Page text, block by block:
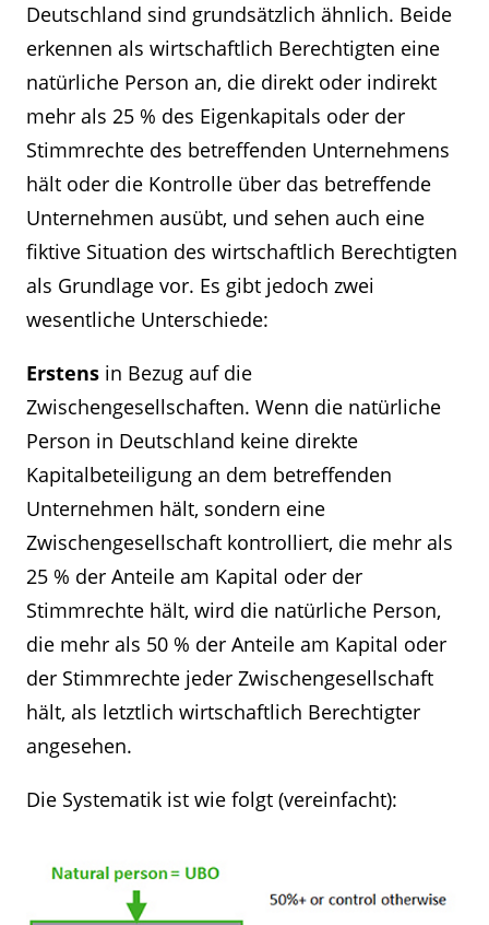
Deutschland sind grundsätzlich ähnlich. Beide
erkennen als wirtschaftlich Berechtigten eine
natürliche Person an, die direkt oder indirekt
mehr als 25 % des Eigenkapitals oder der
Stimmrechte des betreffenden Unternehmens
hält oder die Kontrolle über das betreffende
Unternehmen ausübt, und sehen auch eine
fiktive Situation des wirtschaftlich Berechtigten
als Grundlage vor. Es gibt jedoch zwei
wesentliche Unterschiede:
Erstens in Bezug auf die
Zwischengesellschaften. Wenn die natürliche
Person in Deutschland keine direkte
Kapitalbeteiligung an dem betreffenden
Unternehmen hält, sondern eine
Zwischengesellschaft kontrolliert, die mehr als
25 % der Anteile am Kapital oder der
Stimmrechte hält, wird die natürliche Person,
die mehr als 50 % der Anteile am Kapital oder
der Stimmrechte jeder Zwischengesellschaft
hält, als letztlich wirtschaftlich Berechtigter
angesehen.
Die Systematik ist wie folgt (vereinfacht):